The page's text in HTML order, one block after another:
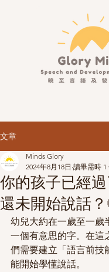
文章
你的孩子已經過
還未開始說話
Minds Glory
2024年8月18日 讀畢需時 1
幼兒大約在一歲至一歲
一個有意思的字。在這
們需要建立「語言前技
能開始學懂說話。